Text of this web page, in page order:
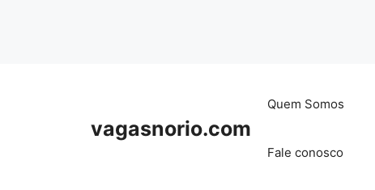
vagasnorio.com
Quem Somos
Fale conosco